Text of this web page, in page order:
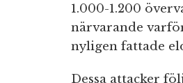
1.000-1.200
närvarande
nyligen fattade
Dessa attacker